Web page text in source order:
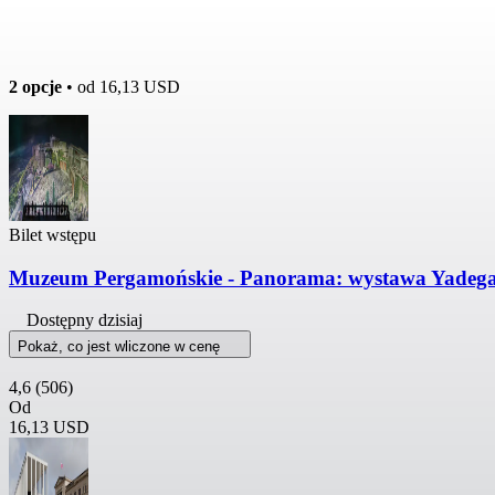
2 opcje • od 16,13 USD
Bilet wstępu
Muzeum Pergamońskie - Panorama: wystawa
Dostępny dzisiaj
Pokaż, co jest wliczone w cenę
4,6 (506)
Od
16,13 USD